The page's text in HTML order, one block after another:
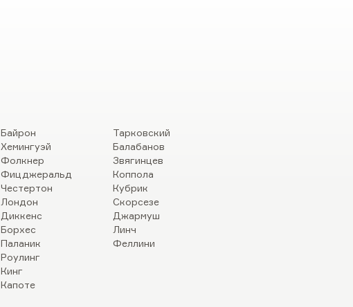
Байрон
Хемингуэй
Фолкнер
Фицджеральд
Честертон
Лондон
Диккенс
Борхес
Паланик
Роулинг
Кинг
Капоте
Тарковский
Балабанов
Звягинцев
Коппола
Кубрик
Скорсезе
Джармуш
Линч
Феллини